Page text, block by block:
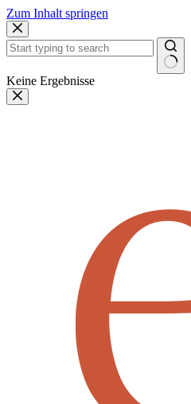
Zum Inhalt springen
Keine Ergebnisse